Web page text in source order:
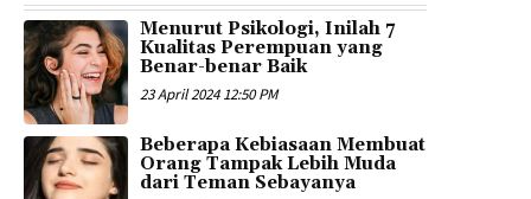
Menurut Psikologi, Inilah 7
Kualitas Perempuan yang
Benar-benar Baik
23 April 2024 12:50 PM
Beberapa Kebiasaan Membuat
Orang Tampak Lebih Muda
dari Teman Sebayanya